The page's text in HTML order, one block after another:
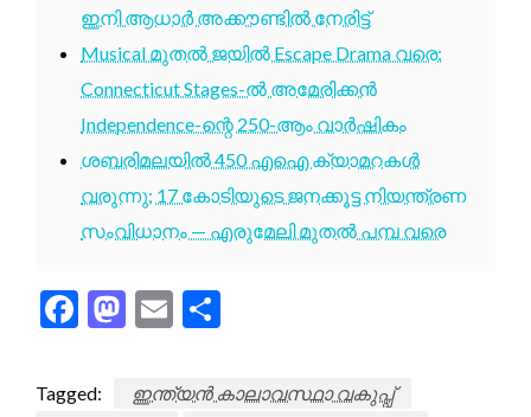
ഇനി ആധാർ അക്കൗണ്ടിൽ നേരിട്ട്
Musical മുതൽ ജയിൽ Escape Drama വരെ:
Connecticut Stages-ൽ അമേരിക്കൻ
Independence-ന്റെ 250-ആം വാർഷികം
ശബരിമലയിൽ 450 എഐ ക്യാമറകൾ
വരുന്നു; 17 കോടിയുടെ ജനക്കൂട്ട നിയന്ത്രണ
സംവിധാനം — എരുമേലി മുതൽ പമ്പ വരെ
Facebook
Mastodon
Email
Tagged:
ഇന്ത്യൻ കാലാവസ്ഥാ വകുപ്പ്